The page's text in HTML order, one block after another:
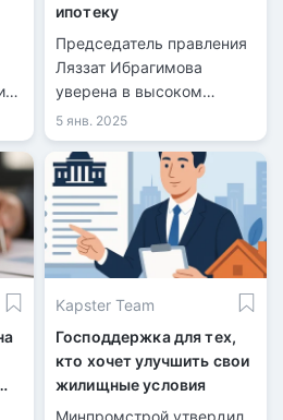
ипотеку
Председатель правления
Ляззат Ибрагимова
уверена в высоком
спросе на этот продукт в
Казахстане.
5 янв. 2025
Kapster Team
Господдержка для тех,
кто хочет улучшить свои
жилищные условия
Минпромстрой утвердил